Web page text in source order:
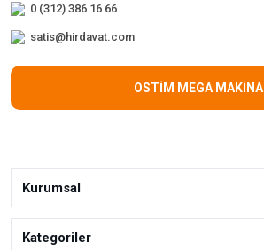
0 (312) 386 16 66
satis@hirdavat.com
OSTİM MEGA MAKİNA
Kurumsal
Kategoriler